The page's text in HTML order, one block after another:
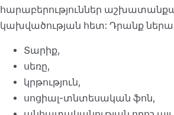
հարաբերություններ
կախվածության հետ: Դրանք
Տարիք,
սեռը,
կրթություն,
սոցիալ-տնտեսական ֆոն,